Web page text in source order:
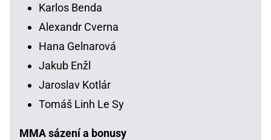
Karlos Benda
Alexandr Cverna
Hana Gelnarová
Jakub Enžl
Jaroslav Kotlár
Tomáš Linh Le Sy
MMA sázení a bonusy